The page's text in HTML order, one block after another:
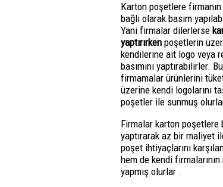
Karton poşetlere
bağlı olarak basım
Yani firmalar dilerlerse
yaptırırken poşetlerin
kendilerine ait logo veya
basımını yaptırabilirler.
firmamalar ürünlerini
üzerine kendi logolarını
poşetler ile sunmuş
Firmalar karton poşetlere
yaptırarak az bir maliyet
poşet ihtiyaçlarını
hem de kendi firmalarının
yapmış olurlar .